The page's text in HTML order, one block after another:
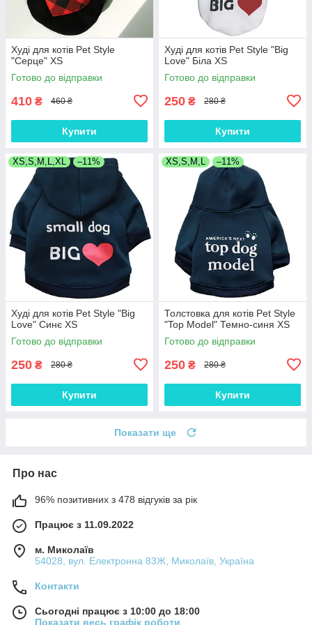
Худі для котів Pet Style
"Серце" XS
Готово до відправки
410 ₴ 460 ₴
Купити
Худі для котів Pet Style "Big
Love" Біла XS
Готово до відправки
250 ₴ 280 ₴
Купити
XS,S,M,L,XL –11%
Худі для котів Pet Style "Big
Love" Синє XS
Готово до відправки
250 ₴ 280 ₴
Купити
XS,S,M,L –11%
Толстовка для котів Pet Style
"Top Model" Темно-синя XS
Готово до відправки
250 ₴ 280 ₴
Купити
Показати ще
Про нас
96% позитивних з 478 відгуків за рік
Працює з 11.09.2022
м. Миколаїв
54028, вул. Електронна 83Ж, Миколаїв, Україна
Контакти
Сьогодні працює з 10:00 до 18:00
Показати весь графік роботи